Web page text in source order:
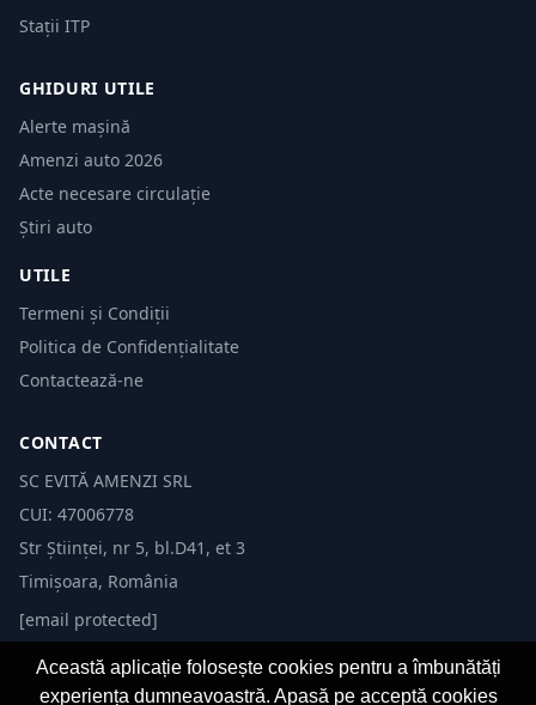
Stații ITP
GHIDURI UTILE
Alerte mașină
Amenzi auto 2026
Acte necesare circulație
Știri auto
UTILE
Termeni și Condiții
Politica de Confidențialitate
Contactează-ne
CONTACT
SC EVITĂ AMENZI SRL
CUI: 47006778
Str Științei, nr 5, bl.D41, et 3
Timișoara, România
[email protected]
Această aplicație folosește cookies pentru a îmbunătăți
experiența dumneavoastră. Apasă pe acceptă cookies